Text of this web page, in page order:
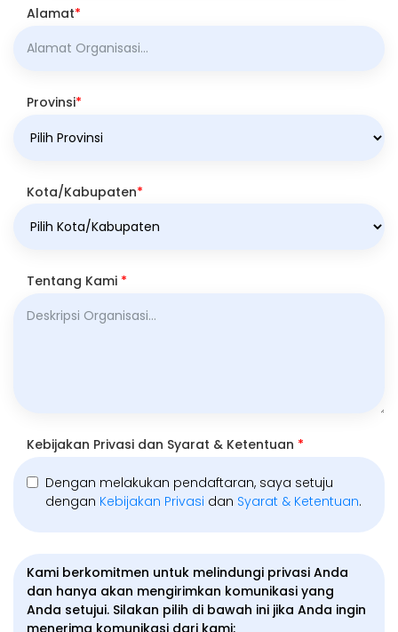
Alamat*
Provinsi*
Kota/Kabupaten*
Tentang Kami *
Kebijakan Privasi dan Syarat & Ketentuan *
Dengan melakukan pendaftaran, saya setuju
dengan Kebijakan Privasi dan Syarat & Ketentuan.
Kami berkomitmen untuk melindungi privasi Anda
dan hanya akan mengirimkan komunikasi yang
Anda setujui. Silakan pilih di bawah ini jika Anda ingin
menerima komunikasi dari kami: